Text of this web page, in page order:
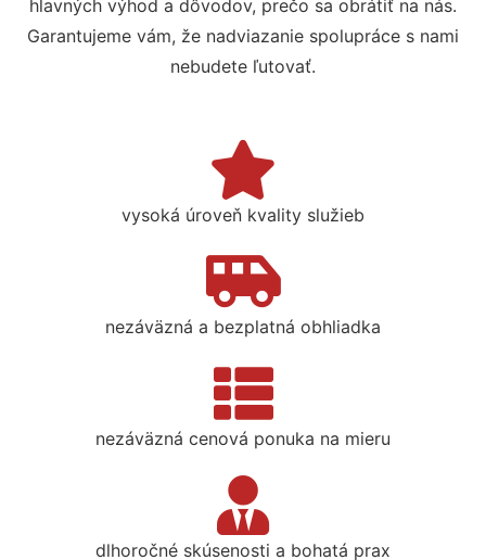
hlavných výhod a dôvodov, prečo sa obrátiť na nás.
Garantujeme vám, že nadviazanie spolupráce s nami
nebudete ľutovať.
vysoká úroveň kvality služieb
nezáväzná a bezplatná obhliadka
nezáväzná cenová ponuka na mieru
dlhoročné skúsenosti a bohatá prax